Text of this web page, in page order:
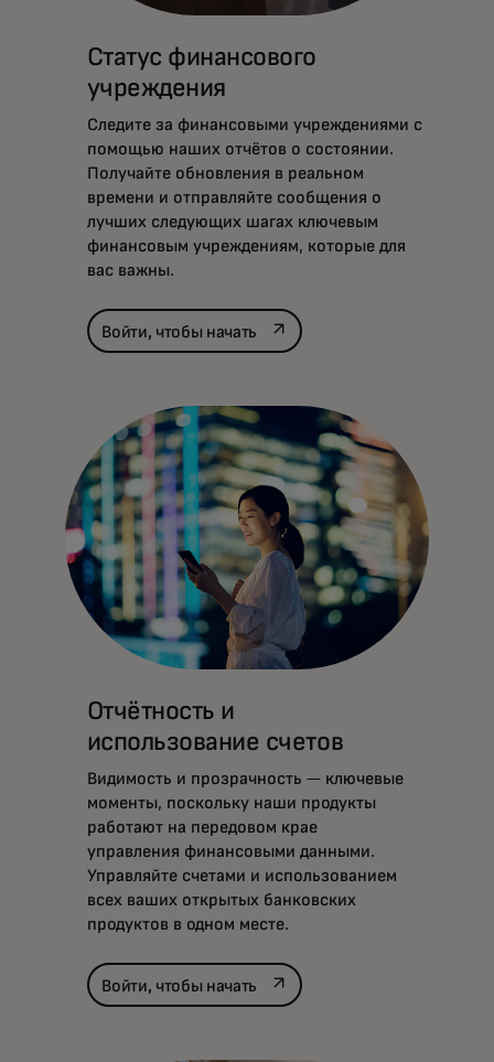
Статус финансового
учреждения
Следите за финансовыми учреждениями с
помощью наших отчётов о состоянии.
Получайте обновления в реальном
времени и отправляйте сообщения о
лучших следующих шагах ключевым
финансовым учреждениям, которые для
вас важны.
Войти, чтобы начать opens in a new tab
Отчётность и
использование счетов
Видимость и прозрачность — ключевые
моменты, поскольку наши продукты
работают на передовом крае
управления финансовыми данными.
Управляйте счетами и использованием
всех ваших открытых банковских
продуктов в одном месте.
Войти, чтобы начать opens in a new tab